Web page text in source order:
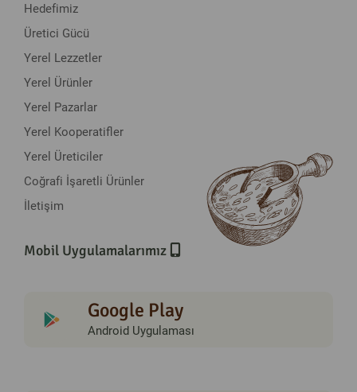
Hedefimiz
Üretici Gücü
Yerel Lezzetler
Yerel Ürünler
Yerel Pazarlar
Yerel Kooperatifler
Yerel Üreticiler
Coğrafi İşaretli Ürünler
İletişim
Mobil Uygulamalarımız
Google Play
Android Uygulaması